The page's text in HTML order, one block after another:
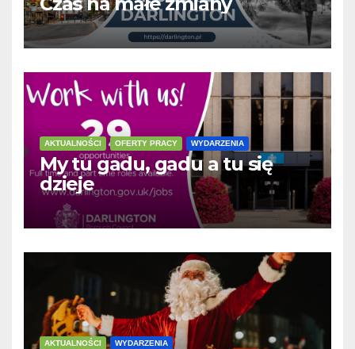
AKTUALNOŚCI OFERTY PRACY WYDARZENIA
My tu gadu, gadu a tu się
dzieje
AKTUALNOŚCI WYDARZENIA